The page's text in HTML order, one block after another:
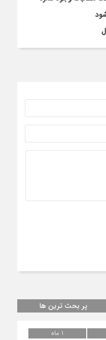
پر بحث ترین ها
۱ ماه